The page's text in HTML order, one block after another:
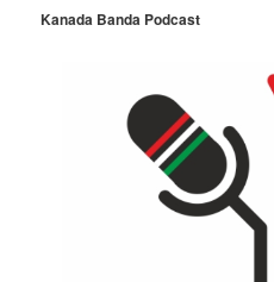
Kanada Banda Podcast